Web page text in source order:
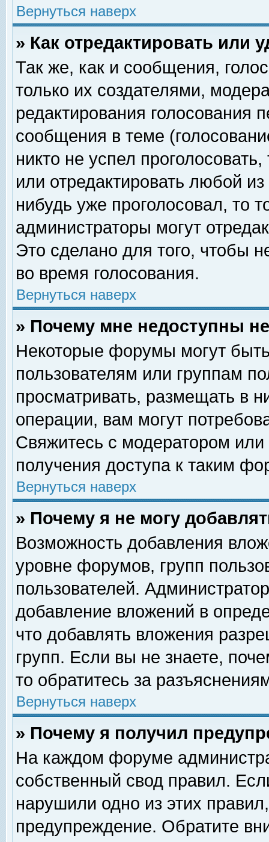
Вернуться наверх
» Как отредактировать или
Так же, как и сообщения,
только их создателями,
редактирования голосования
сообщения в теме
никто не успел
или отредактировать любой
нибудь уже проголосовал, то
администраторы могут
Это сделано для того, чтобы
во время голосования.
Вернуться наверх
» Почему мне недоступны
Некоторые форумы могут
пользователям или группам
просматривать, размещать в
операции, вам могут
Свяжитесь с модератором
получения доступа к таким
Вернуться наверх
» Почему я не могу
Возможность добавления
уровне форумов, групп
пользователей.
добавление вложений в
что добавлять вложения
групп. Если вы не знаете,
то обратитесь за
Вернуться наверх
» Почему я получил
На каждом форуме
собственный свод правил.
нарушили одно из этих
предупреждение. Обратите